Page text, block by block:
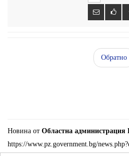
Обратно
Новина от Областна администрация
https://www.pz.government.bg/